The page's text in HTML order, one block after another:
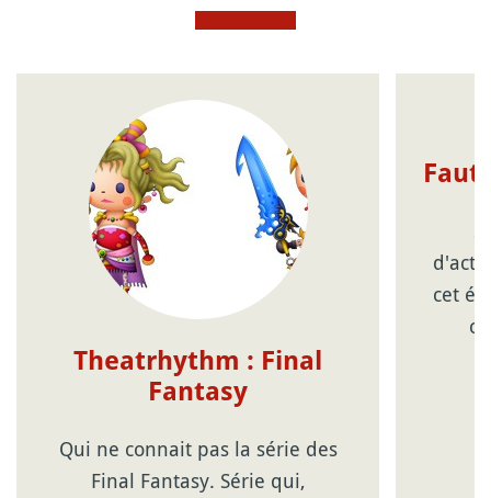
Theatrhythm : Final
Fantasy
Qui ne connait pas la série des
Final Fantasy. Série qui,
cet